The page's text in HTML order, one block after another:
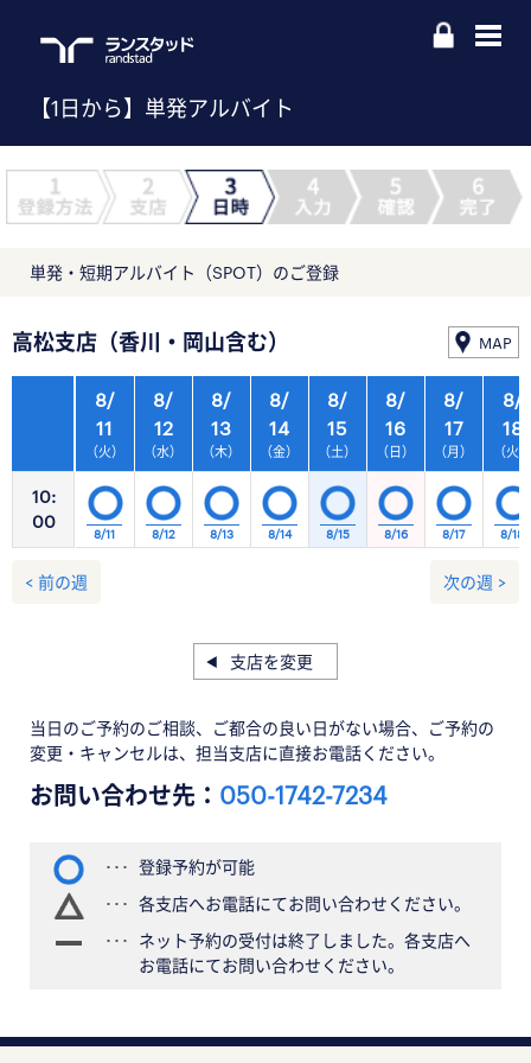
【1日から】単発アルバイト
単発・短期アルバイト（SPOT）のご登録
高松支店（香川・岡山含む） MAP
10:
00
8/
11
（火）
8/
12
（水）
8/
13
（木）
8/
14
（金）
8/
15
（土）
8/
16
（日）
8/
17
（月）
8/11 8/12 8/13 8/14 8/15 8/16 8/17
8/
18
（火）
8/18
< 前の週 次の週 >
支店を変更
当日のご予約のご相談、ご都合の良い日がない場合、ご予約の
変更・キャンセルは、担当支店に直接お電話ください。
お問い合わせ先： 050-1742-7234
登録予約が可能
各支店へお電話にてお問い合わせください。
ネット予約の受付は終了しました。各支店へ
お電話にてお問い合わせください。